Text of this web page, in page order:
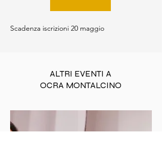
Scadenza iscrizioni 20 maggio
ALTRI EVENTI A
OCRA MONTALCINO